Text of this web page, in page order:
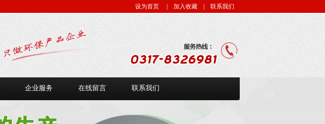
设为首页 | 加入收藏 | 联系我们
企业服务 在线留言 联系我们